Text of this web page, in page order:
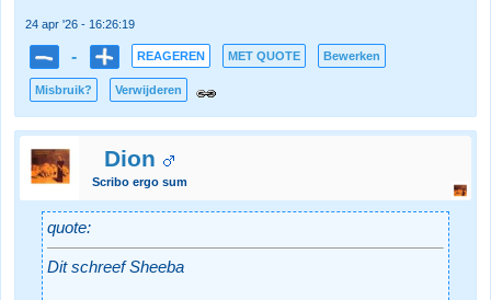
24 apr '26 - 16:26:19
- REAGEREN MET QUOTE Bewerken
Misbruik? Verwijderen
Dion
Scribo ergo sum
quote:
Dit schreef Sheeba